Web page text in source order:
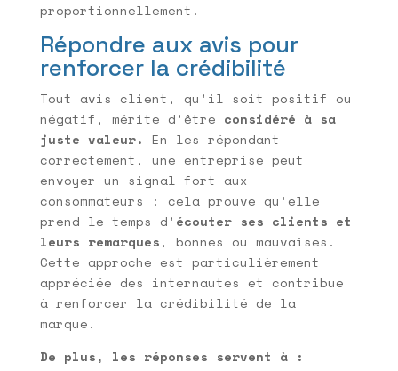
proportionnellement.
Répondre aux avis pour
renforcer la crédibilité
Tout avis client, qu’il soit positif ou
négatif, mérite d’être considéré à sa
juste valeur. En les répondant
correctement, une entreprise peut
envoyer un signal fort aux
consommateurs : cela prouve qu’elle
prend le temps d’ écouter ses clients et
leurs remarques, bonnes ou mauvaises.
Cette approche est particulièrement
appréciée des internautes et contribue
à renforcer la crédibilité de la
marque.
De plus, les réponses servent à :